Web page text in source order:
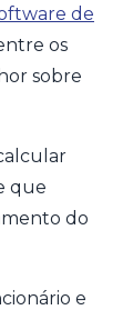
de
os
sobre
que
do
e